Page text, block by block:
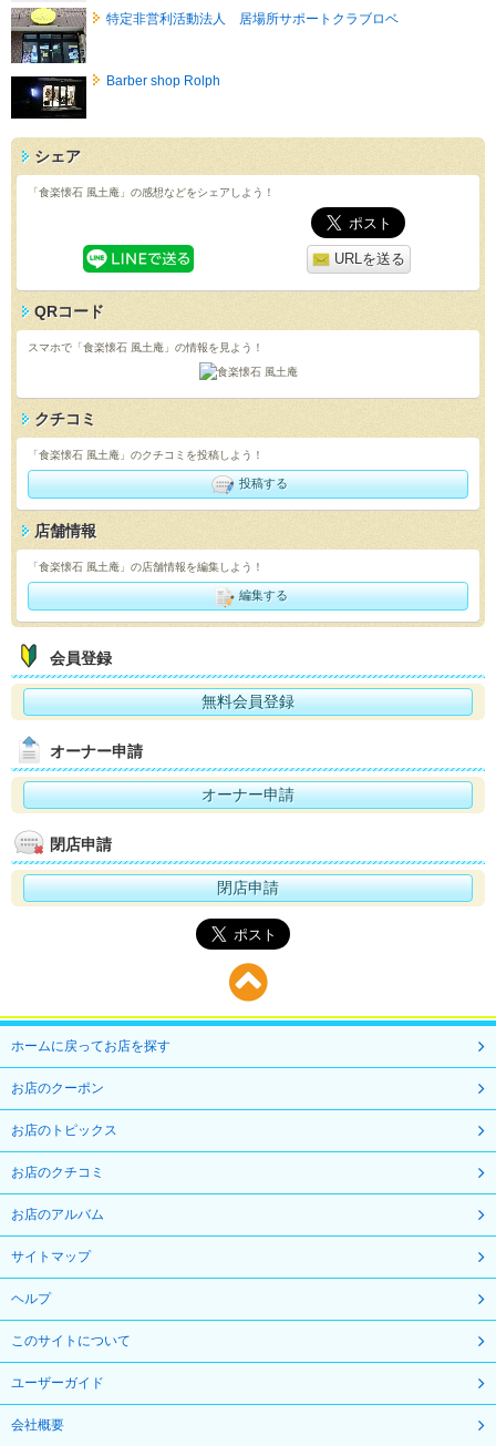
特定非営利活動法人 居場所サポートクラブロベ
Barber shop Rolph
シェア
「食楽懐石 風土庵」の感想などをシェアしよう！
URLを送る
QRコード
スマホで「食楽懐石 風土庵」の情報を見よう！
クチコミ
「食楽懐石 風土庵」のクチコミを投稿しよう！
投稿する
店舗情報
「食楽懐石 風土庵」の店舗情報を編集しよう！
編集する
会員登録
無料会員登録
オーナー申請
オーナー申請
閉店申請
閉店申請
ホームに戻ってお店を探す
お店のクーポン
お店のトピックス
お店のクチコミ
お店のアルバム
サイトマップ
ヘルプ
このサイトについて
ユーザーガイド
会社概要